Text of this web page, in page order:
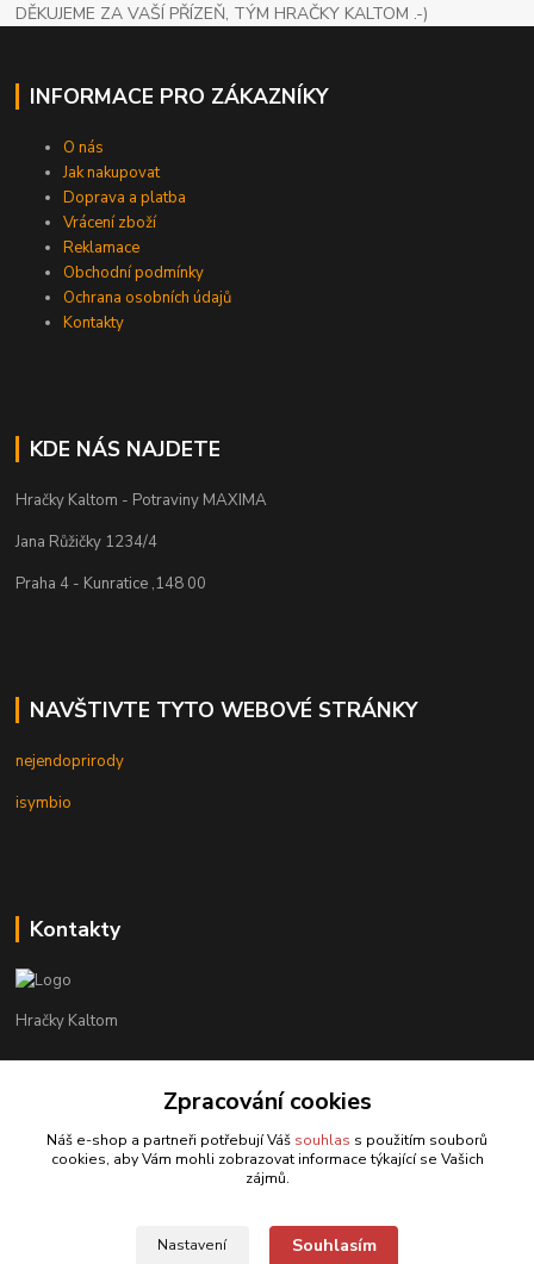
DĚKUJEME ZA VAŠÍ PŘÍZEŇ, TÝM HRAČKY KALTOM .-)
INFORMACE PRO ZÁKAZNÍKY
O nás
Jak nakupovat
Doprava a platba
Vrácení zboží
Reklamace
Obchodní podmínky
Ochrana osobních údajů
Kontakty
KDE NÁS NAJDETE
Hračky Kaltom - Potraviny MAXIMA
Jana Růžičky 1234/4
Praha 4 - Kunratice ,148 00
NAVŠTIVTE TYTO WEBOVÉ STRÁNKY
nejendoprirody
isymbio
Kontakty
Hračky Kaltom
+420 777 538 008
hrackykaltom@gmail.com
Zpracování cookies
Náš e-shop a partneři potřebují Váš souhlas s použitím souborů
cookies, aby Vám mohli zobrazovat informace týkající se Vašich
zájmů.
Nastavení Souhlasím